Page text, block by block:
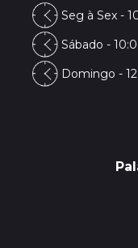
Seg à Sex -
Sábado -
Domingo -